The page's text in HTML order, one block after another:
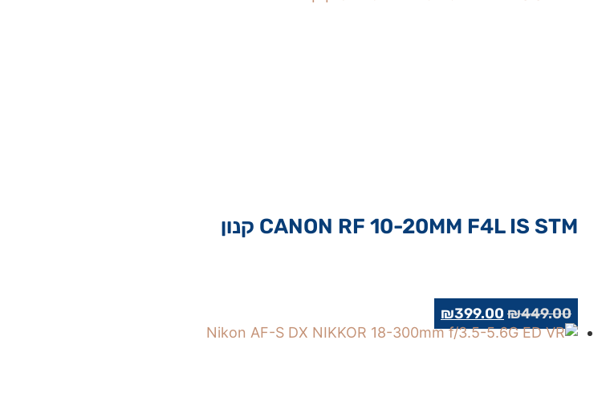
CANON RF 10-20MM F4L IS STM קנון
₪449.00
המחיר
המקורי
₪399.00
הנוכחי